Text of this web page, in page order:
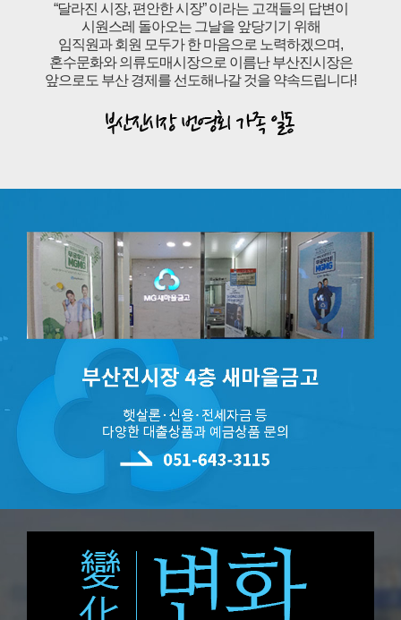
“달라진 시장, 편안한 시장” 이라는 고객들의 답변이
시원스레 돌아오는 그날을 앞당기기 위해
임직원과 회원 모두가 한 마음으로 노력하겠으며,
혼수문화와 의류도매시장으로 이름난 부산진시장은
앞으로도 부산 경제를 선도해나갈 것을 약속드립니다!